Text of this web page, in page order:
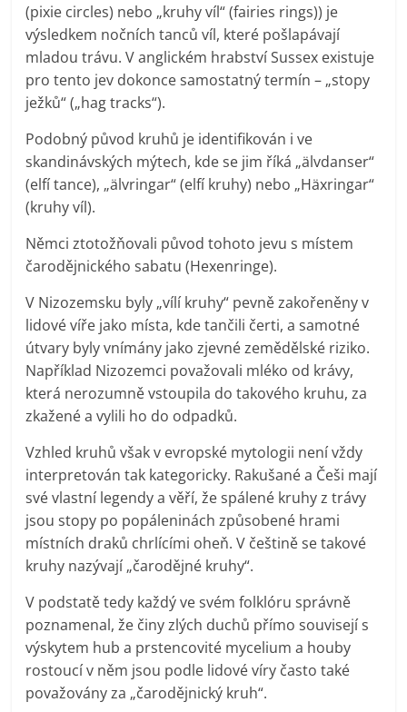
(pixie circles) nebo „kruhy víl“ (fairies rings)) je
výsledkem nočních tanců víl, které pošlapávají
mladou trávu. V anglickém hrabství Sussex existuje
pro tento jev dokonce samostatný termín – „stopy
ježků“ („hag tracks“).
Podobný původ kruhů je identifikován i ve
skandinávských mýtech, kde se jim říká „älvdanser“
(elfí tance), „älvringar“ (elfí kruhy) nebo „Häxringar“
(kruhy víl).
Němci ztotožňovali původ tohoto jevu s místem
čarodějnického sabatu (Hexenringe).
V Nizozemsku byly „vílí kruhy“ pevně zakořeněny v
lidové víře jako místa, kde tančili čerti, a samotné
útvary byly vnímány jako zjevné zemědělské riziko.
Například Nizozemci považovali mléko od krávy,
která nerozumně vstoupila do takového kruhu, za
zkažené a vylili ho do odpadků.
Vzhled kruhů však v evropské mytologii není vždy
interpretován tak kategoricky. Rakušané a Češi mají
své vlastní legendy a věří, že spálené kruhy z trávy
jsou stopy po popáleninách způsobené hrami
místních draků chrlícími oheň. V češtině se takové
kruhy nazývají „čarodějné kruhy“.
V podstatě tedy každý ve svém folklóru správně
poznamenal, že činy zlých duchů přímo souvisejí s
výskytem hub a prstencovité mycelium a houby
rostoucí v něm jsou podle lidové víry často také
považovány za „čarodějnický kruh“.